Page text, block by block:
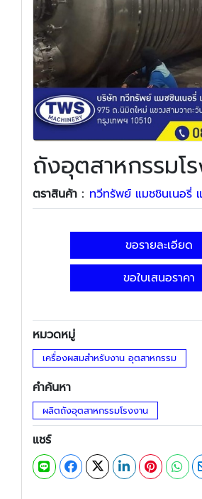
ถังอุตสาหกรรมโ
ตราสินค้า : ทวีทรัพย์ แมชชินเนอรี่
ขอรายละเอียด
ขอใบเสนอราคา
หมวดหมู่
เครื่องผสมสำหรับงาน อุตสาหกรรม
คำค้นหา
ผลิตถังอุตสาหกรรมโรงงาน
แชร์